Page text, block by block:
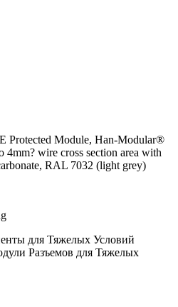
Protected Module, Han-Modular®
4mm? wire cross section area with
RAL 7032 (light grey)
для Тяжелых Условий
Разъемов для Тяжелых